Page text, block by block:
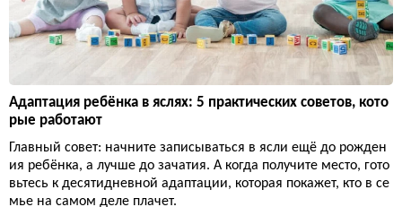
Адаптация ребёнка в яслях: 5 практических советов, кото
рые работают
Главный совет: начните записываться в ясли ещё до рожден
ия ребёнка, а лучше до зачатия. А когда получите место, гото
вьтесь к десятидневной адаптации, которая покажет, кто в се
мье на самом деле плачет.